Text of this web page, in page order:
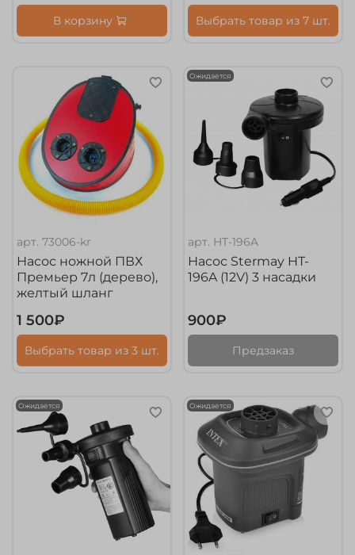
В корзину Выбрать товар из 7 шт.
арт.73006-kr
Насос ножной ПВХ
Премьер 7л (дерево),
желтый шланг
1 500₽
Выбрать товар из 3 шт.
Ожидается
арт. HT-196A
Насос Stermay HT-
196A (12V) 3 насадки
900₽
Предзаказ
Ожидается Ожидается